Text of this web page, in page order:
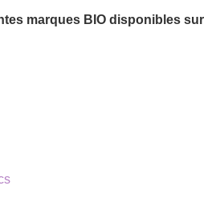
marques BIO disponibles sur